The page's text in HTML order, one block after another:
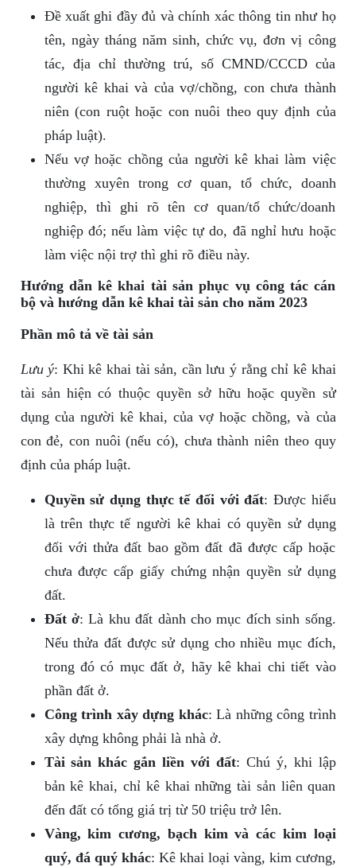
Đề xuất ghi đầy đủ và chính xác thông tin như họ
tên, ngày tháng năm sinh, chức vụ, đơn vị công
tác, địa chỉ thường trú, số CMND/CCCD của
người kê khai và của vợ/chồng, con chưa thành
niên (con ruột hoặc con nuôi theo quy định của
pháp luật).
Nếu vợ hoặc chồng của người kê khai làm việc
thường xuyên trong cơ quan, tổ chức, doanh
nghiệp, thì ghi rõ tên cơ quan/tổ chức/doanh
nghiệp đó; nếu làm việc tự do, đã nghỉ hưu hoặc
làm việc nội trợ thì ghi rõ điều này.
Hướng dẫn kê khai tài sản phục vụ công tác cán
bộ và hướng dẫn kê khai tài sản cho năm 2023
Phần mô tả về tài sản
Lưu ý: Khi kê khai tài sản, cần lưu ý rằng chỉ kê khai
tài sản hiện có thuộc quyền sở hữu hoặc quyền sử
dụng của người kê khai, của vợ hoặc chồng, và của
con đẻ, con nuôi (nếu có), chưa thành niên theo quy
định của pháp luật.
Quyền sử dụng thực tế đối với đất: Được hiểu
là trên thực tế người kê khai có quyền sử dụng
đối với thửa đất bao gồm đất đã được cấp hoặc
chưa được cấp giấy chứng nhận quyền sử dụng
đất.
Đất ở: Là khu đất dành cho mục đích sinh sống.
Nếu thửa đất được sử dụng cho nhiều mục đích,
trong đó có mục đất ở, hãy kê khai chi tiết vào
phần đất ở.
Công trình xây dựng khác: Là những công trình
xây dựng không phải là nhà ở.
Tài sản khác gắn liền với đất: Chú ý, khi lập
bản kê khai, chỉ kê khai những tài sản liên quan
đến đất có tổng giá trị từ 50 triệu trở lên.
Vàng, kim cương, bạch kim và các kim loại
quý, đá quý khác: Kê khai loại vàng, kim cương,